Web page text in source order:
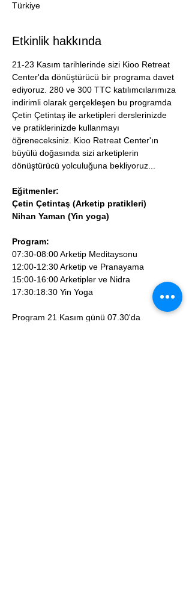
Türkiye
Etkinlik hakkında
21-23 Kasım tarihlerinde sizi Kioo Retreat
Center'da dönüştürücü bir programa davet
ediyoruz. 280 ve 300 TTC katılımcılarımıza
indirimli olarak gerçekleşen bu programda
Çetin Çetintaş ile arketipleri derslerinizde
ve pratiklerinizde kullanmayı
öğreneceksiniz. Kioo Retreat Center'ın
büyülü doğasında sizi arketiplerin
dönüştürücü yolculuğuna bekliyoruz...
Eğitmenler:
Çetin Çetintaş (Arketip pratikleri)
Nihan Yaman (Yin yoga)
Program:
07:30-08:00 Arketip Meditaysonu
12:00-12:30 Arketip ve Pranayama
15:00-16:00 Arketipler ve Nidra
17:30:18:30 Yin Yoga
Program 21 Kasım günü 07.30'da